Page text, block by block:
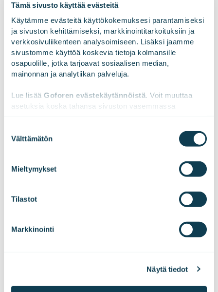
Tämä sivusto käyttää evästeitä
Käytämme evästeitä käyttökokemuksesi parantamiseksi
ja sivuston kehittämiseksi, markkinointitarkoituksiin ja
verkkosivuliikenteen analysoimiseen. Lisäksi jaamme
sivustomme käyttöä koskevia tietoja kolmansille
osapuolille, jotka tarjoavat sosiaalisen median,
mainonnan ja analytiikan palveluja.
Lue lisää Goforen evästekäytännöistä . Voit muuttaa
asetuksia koska tahansa sivuston vasemmassa
valinta
Välttämätön
Mieltymykset
Tilastot
Markkinointi
Näytä tiedot
Ota yhteyttä!
Digitaalinen yhteiskunta
040 163 6485